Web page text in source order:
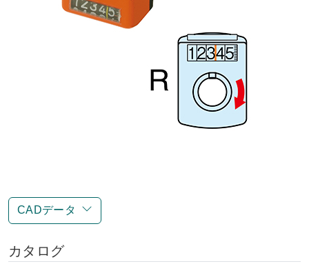
CADデータ
カタログ